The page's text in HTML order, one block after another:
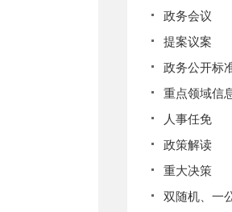
政务会议
提案议案
政务公开标
重点领域信
人事任免
政策解读
重大决策
双随机、一